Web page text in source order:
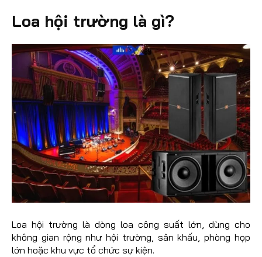
Loa hội trường là gì?
Loa hội trường là dòng loa công suất lớn, dùng cho
không gian rộng như hội trường, sân khấu, phòng họp
lớn hoặc khu vực tổ chức sự kiện.